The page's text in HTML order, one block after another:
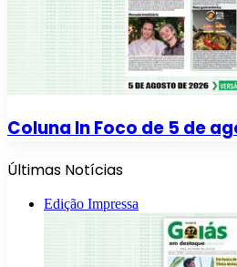
Coluna In Foco de 5 de
Últimas Notícias
Edição Impressa